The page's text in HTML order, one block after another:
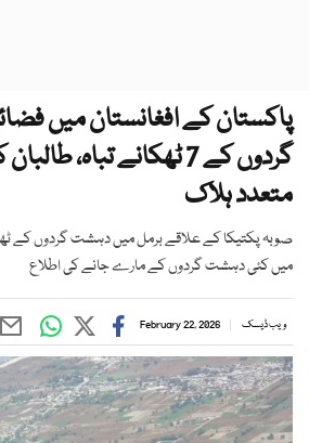
پاکستان کے افغانستان میں
گردوں کے 7 ٹھکانے تباہ،
متعدد ہلاک
صوبہ پکتیکا کے علاقے برمل میں دہشت گردوں کے
میں کئی دہشت گردوں کے مارے جانے کی اطلاع
ویب ڈیسک February 22, 2026